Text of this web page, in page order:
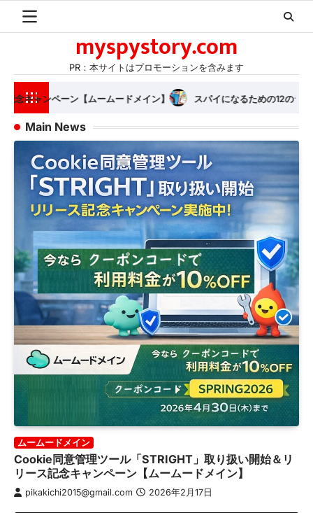
myspystory.com
PR：本サイトはプロモーションを含みます
るための12のライフハック TRUE DETECTIVE AND SPY HACKS
Main News
ムームードメイン
Cookie同意管理ツール「STRIGHT」取り扱い開始＆リ
リース記念キャンペーン【ムームードメイン】
pikakichi2015@gmail.com 2026年2月17日